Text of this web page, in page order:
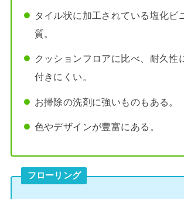
タイル状に加工されている塩化ビ
質。
クッションフロアに比べ、耐久性
付きにくい。
お掃除の洗剤に強いものもある。
色やデザインが豊富にある。
フローリング